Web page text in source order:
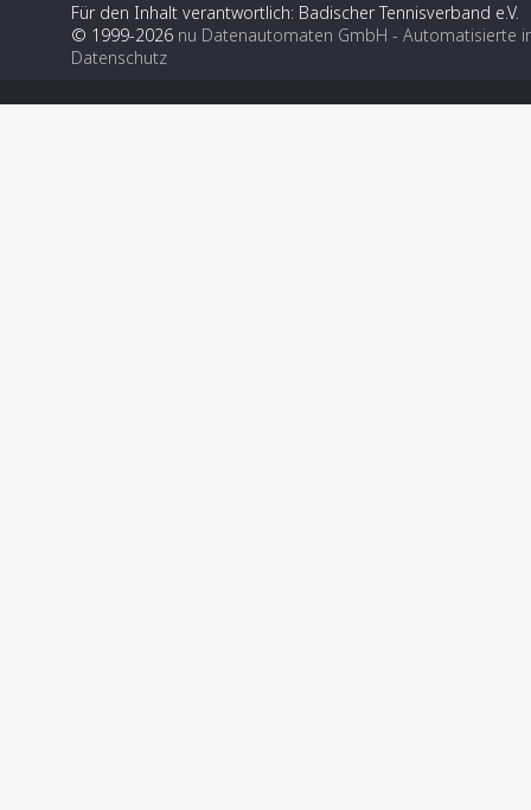
Für den Inhalt verantwortlich: Badischer Tennisverband e.V.
© 1999-2026 nu Datenautomaten GmbH - Automatisierte
Datenschutz